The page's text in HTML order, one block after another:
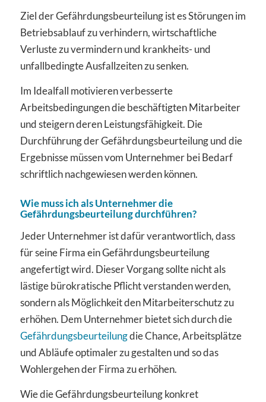
Ziel der Gefährdungsbeurteilung ist es Störungen im
Betriebsablauf zu verhindern, wirtschaftliche
Verluste zu vermindern und krankheits- und
unfallbedingte Ausfallzeiten zu senken.
Im Idealfall motivieren verbesserte
Arbeitsbedingungen die beschäftigten Mitarbeiter
und steigern deren Leistungsfähigkeit. Die
Durchführung der Gefährdungsbeurteilung und die
Ergebnisse müssen vom Unternehmer bei Bedarf
schriftlich nachgewiesen werden können.
Wie muss ich als Unternehmer die
Gefährdungsbeurteilung durchführen?
Jeder Unternehmer ist dafür verantwortlich, dass
für seine Firma ein Gefährdungsbeurteilung
angefertigt wird. Dieser Vorgang sollte nicht als
lästige bürokratische Pflicht verstanden werden,
sondern als Möglichkeit den Mitarbeiterschutz zu
erhöhen. Dem Unternehmer bietet sich durch die
Gefährdungsbeurteilungdie Chance, Arbeitsplätze
und Abläufe optimaler zu gestalten und so das
Wohlergehen der Firma zu erhöhen.
Wie die Gefährdungsbeurteilung konkret